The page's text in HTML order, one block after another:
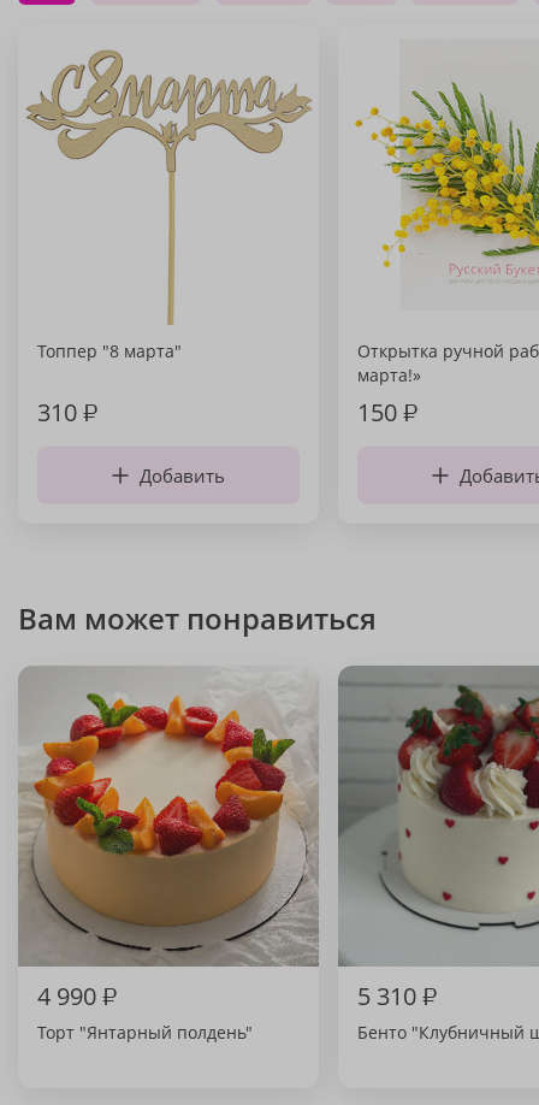
Топпер "8 марта"
310₽
Добавить
Открытка ручной
марта!»
150₽
Вам может понравиться
4 990₽
Торт "Янтарный полдень"
5 310₽
Бенто "Клубничный